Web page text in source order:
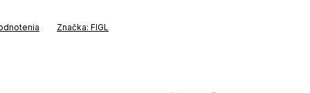
Značka: FIGL